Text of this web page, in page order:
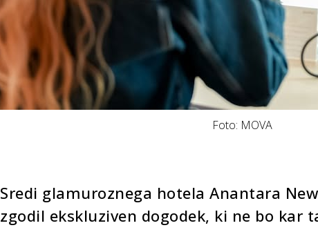
Foto: MOVA
Sredi glamuroznega hotela Anantara
zgodil ekskluziven dogodek, ki ne bo kar